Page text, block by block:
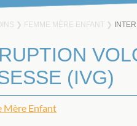
❯ FEMME MÈRE ENFANT ❯
(IVG)
Mère Enfant